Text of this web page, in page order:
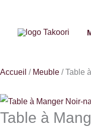
contenu
Accueil / Meuble /Table
Table à
Table
naturel
148cm